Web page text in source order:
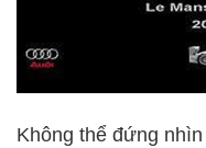
Không thể đứng